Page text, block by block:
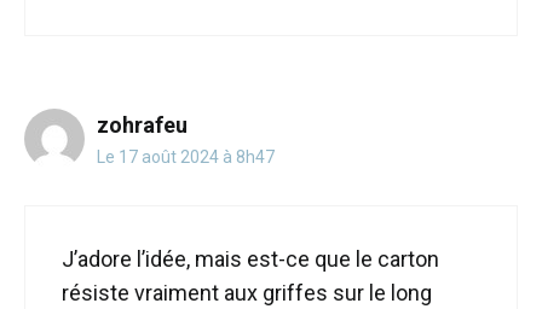
zohrafeu
Le 17 août 2024 à 8h47
J’adore l’idée, mais est-ce que le carton
résiste vraiment aux griffes sur le long